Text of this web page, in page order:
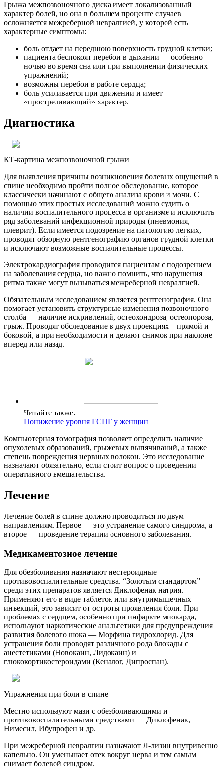
Грыжа межпозвоночного диска имеет локализованный
характер болей, но она в большем проценте случаев
осложняется межреберной невралгией, у которой есть
характерные симптомы:
боль отдает на переднюю поверхность грудной клетки;
пациента беспокоят перебои в дыхании — особенно
ночью во время сна или при выполнении физических
упражнений;
возможны перебои в работе сердца;
боль усиливается при движении и имеет
«простреливающий» характер.
Диагностика
КТ-картина межпозвоночной грыжи
Для выявления причины возникновения болевых ощущений в
спине необходимо пройти полное обследование, которое
классически начинают с общего анализа крови и мочи. С
помощью этих простых исследований можно судить о
наличии воспалительного процесса в организме и исключить
ряд заболеваний инфекционной природы (пневмония,
плеврит). Если имеется подозрение на патологию легких,
проводят обзорную рентгенографию органов грудной клетки
и исключают возможные воспалительные процессы.
Электрокардиография проводится пациентам с подозрением
на заболевания сердца, но важно помнить, что нарушения
ритма также могут вызываться межреберной невралгией.
Обязательным исследованием является рентгенография. Она
помогает установить структурные изменения позвоночного
столба — наличие искривлений, остеохондроза, остеопороза,
грыж. Проводят обследование в двух проекциях – прямой и
боковой, а при необходимости и делают снимок при наклоне
вперед или назад.
Читайте также:
Понижение уровня ГСПГ у женщин
Компьютерная томография позволяет определить наличие
опухолевых образований, грыжевых выпячиваний, а также
степень повреждения нервных волокон. Это исследование
назначают обязательно, если стоит вопрос о проведении
оперативного вмешательства.
Лечение
Лечение болей в спине должно проводиться по двум
направлениям. Первое — это устранение самого синдрома, а
второе — проведение терапии основного заболевания.
Медикаментозное лечение
Для обезболивания назначают нестероидные
противовоспалительные средства. “Золотым стандартом”
среди этих препаратов является Диклофенак натрия.
Применяют его в виде таблеток или внутримышечных
инъекций, это зависит от остроты проявления боли. При
проблемах с сердцем, особенно при инфаркте миокарда,
используют наркотические анальгетики для предупреждения
развития болевого шока — Морфина гидрохлорид. Для
устранения боли проводят различного рода блокады с
анестетиками (Новокаин, Лидокаин) и
глюкокортикостероидами (Кеналог, Дипроспан).
Упражнения при боли в спине
Местно используют мази с обезболивающими и
противовоспалительными средствами — Диклофенак,
Нимесил, Ибупрофен и др.
При межреберной невралгии назначают Л-лизин внутривенно
капельно. Он уменьшает отек вокруг нерва и тем самым
снимает болевой синдром.